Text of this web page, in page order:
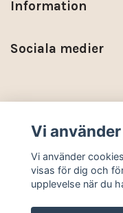
Information
Sociala medier
Vi
Vi använder
visas för dig och
upplevelse när du